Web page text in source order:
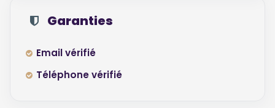
Garanties
Email vérifié
Téléphone vérifié